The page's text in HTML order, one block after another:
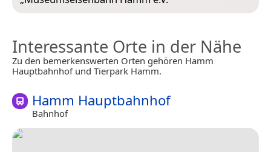
Interessante Orte in der Nähe
Zu den bemerkenswerten Orten gehören Hamm
Hauptbahnhof und Tierpark Hamm.
Hamm Hauptbahnhof
Bahnhof